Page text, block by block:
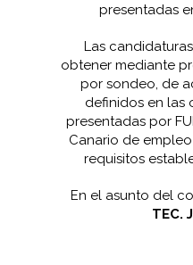
presentadas
Las
obtener mediante
por sondeo, de
definidos en las
presentadas por
Canario de
requisitos
En el asunto del
TEC.